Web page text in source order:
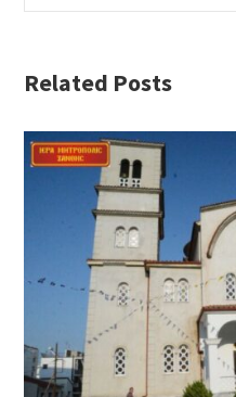
Related Posts